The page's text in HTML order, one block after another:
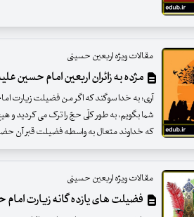
مقالات ویژه اربعین حسینی
مژده به زائران اربعین امام حسین
آری؛ به خدا سوگند که اگر من فضیلت زیارت
شما بگویم، به طور کلّی حجّ را ترک می کردید و
که خداوند متعال به واسطه فضیلت قبر آن
مقالات ویژه اربعین حسینی
فضیلت های یازده گانه زیارت